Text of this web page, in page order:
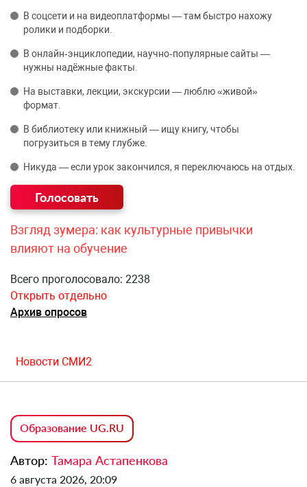
В соцсети и на видеоплатформы — там быстро нахожу
ролики и подборки.
В онлайн‑энциклопедии, научно‑популярные сайты —
нужны надёжные факты.
На выставки, лекции, экскурсии — люблю «живой»
формат.
В библиотеку или книжный — ищу книгу, чтобы
погрузиться в тему глубже.
Никуда — если урок закончился, я переключаюсь на отдых.
Взгляд зумера: как культурные привычки
влияют на обучение
Всего проголосовало: 2238
Открыть отдельно
Архив опросов
Новости СМИ2
Образование UG.RU
Автор: Тамара Астапенкова
6 августа 2026, 20:09